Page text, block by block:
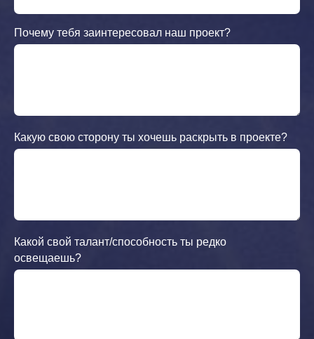
Почему тебя заинтересовал наш проект?
Какую свою сторону ты хочешь раскрыть в проекте?
Какой свой талант/способность ты редко
освещаешь?